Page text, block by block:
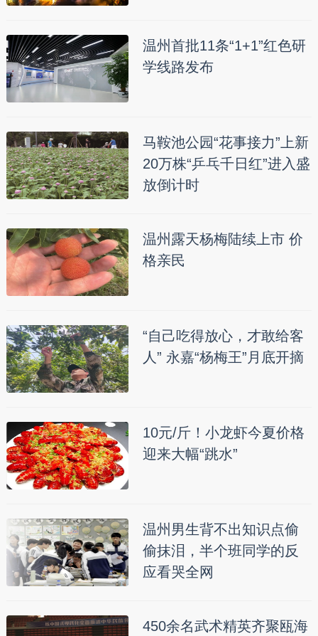
温州首批11条“1+1”红色研
学线路发布
马鞍池公园“花事接力”上新
20万株“乒乓千日红”进入盛
放倒计时
温州露天杨梅陆续上市 价
格亲民
“自己吃得放心，才敢给客
人” 永嘉“杨梅王”月底开摘
10元/斤！小龙虾今夏价格
迎来大幅“跳水”
温州男生背不出知识点偷
偷抹泪，半个班同学的反
应看哭全网
450余名武术精英齐聚瓯海